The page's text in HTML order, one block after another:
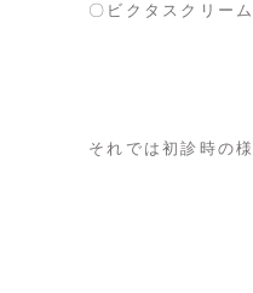
〇ビクタスクリー
それでは初診時の